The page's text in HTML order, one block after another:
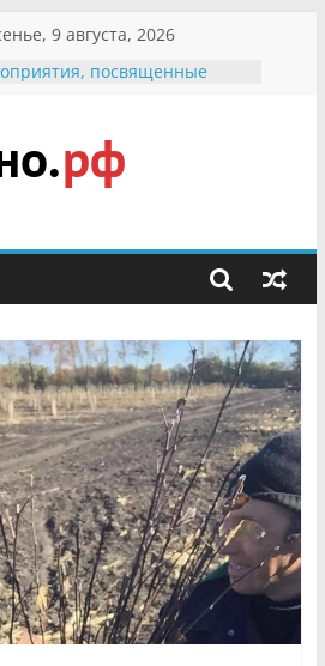
9 августа, 2026
посвященные
Инжавинского округа»
Великой
фронтовичке
в сети Интернет
«Сохраним
Воронинского
родились крапчатые